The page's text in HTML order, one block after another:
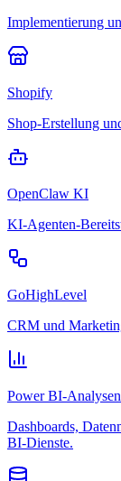
Implementierung
Shopify
Shop-Erstellung
OpenClaw KI
KI-Agenten-
GoHighLevel
CRM und
Power BI-Analysen
Dashboards,
BI-Dienste.